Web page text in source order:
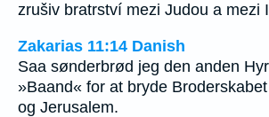
zrušiv bratrství mezi Judou a mezi
Zakarias 11:14 Danish
Saa sønderbrød jeg den anden
»Baand« for at bryde
og Jerusalem.